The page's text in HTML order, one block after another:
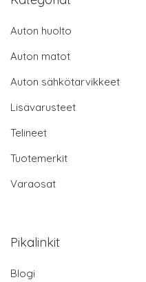
Auton huolto
Auton matot
Auton sähkötarvikkeet
Lisävarusteet
Telineet
Tuotemerkit
Varaosat
Pikalinkit
Blogi